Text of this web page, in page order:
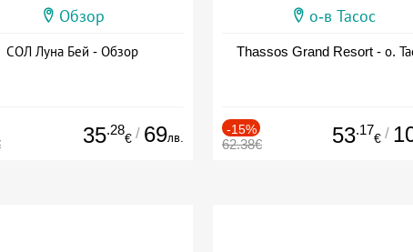
Обзор
СОЛ Луна Бей - Обзор
35.28
€ / 69лв.
о-в Тасос
Thassos Grand Resort - о.
-15%
62.38€ 53.17
€ /